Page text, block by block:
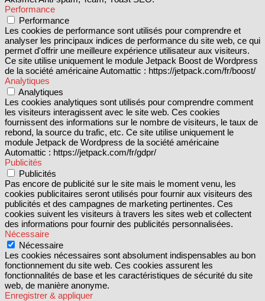
Performance
Performance
Les cookies de performance sont utilisés pour comprendre et
analyser les principaux indices de performance du site web, ce qui
permet d'offrir une meilleure expérience utilisateur aux visiteurs.
Ce site utilise uniquement le module Jetpack Boost de Wordpress
de la société américaine Automattic : https://jetpack.com/fr/boost/
Analytiques
Analytiques
Les cookies analytiques sont utilisés pour comprendre comment
les visiteurs interagissent avec le site web. Ces cookies
fournissent des informations sur le nombre de visiteurs, le taux de
rebond, la source du trafic, etc. Ce site utilise uniquement le
module Jetpack de Wordpress de la société américaine
Automattic : https://jetpack.com/fr/gdpr/
Publicités
Publicités
Pas encore de publicité sur le site mais le moment venu, les
cookies publicitaires seront utilisés pour fournir aux visiteurs des
publicités et des campagnes de marketing pertinentes. Ces
cookies suivent les visiteurs à travers les sites web et collectent
des informations pour fournir des publicités personnalisées.
Nécessaire
Nécessaire
Les cookies nécessaires sont absolument indispensables au bon
fonctionnement du site web. Ces cookies assurent les
fonctionnalités de base et les caractéristiques de sécurité du site
web, de manière anonyme.
Enregistrer & appliquer